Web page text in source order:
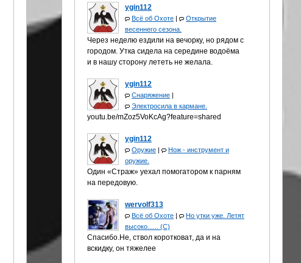
ygin112
Всё об Охоте |
Открытие
весеннего сезона.
Через неделю ездили на вечорку, но рядом с
городом. Утка сидела на середине водоёма
и в нашу сторону лететь не желала.
ygin112
Снаряжение |
Электросила в кармане.
youtu.be/mZoz5VoKcAg?feature=shared
ygin112
Оружие |
Нож - инструмент и
оружие.
Один «Страж» уехал помогатором к парням
на передовую.
wervolf313
Всё об Охоте |
Но утки уже. Летят
высоко...... (С)
Спасибо.Не, ствол коротковат, да и на
вскидку, он тяжелее